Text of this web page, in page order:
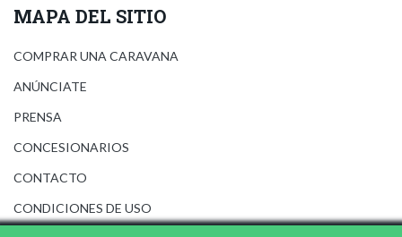
MAPA DEL SITIO
COMPRAR UNA CARAVANA
ANÚNCIATE
PRENSA
CONCESIONARIOS
CONTACTO
CONDICIONES DE USO